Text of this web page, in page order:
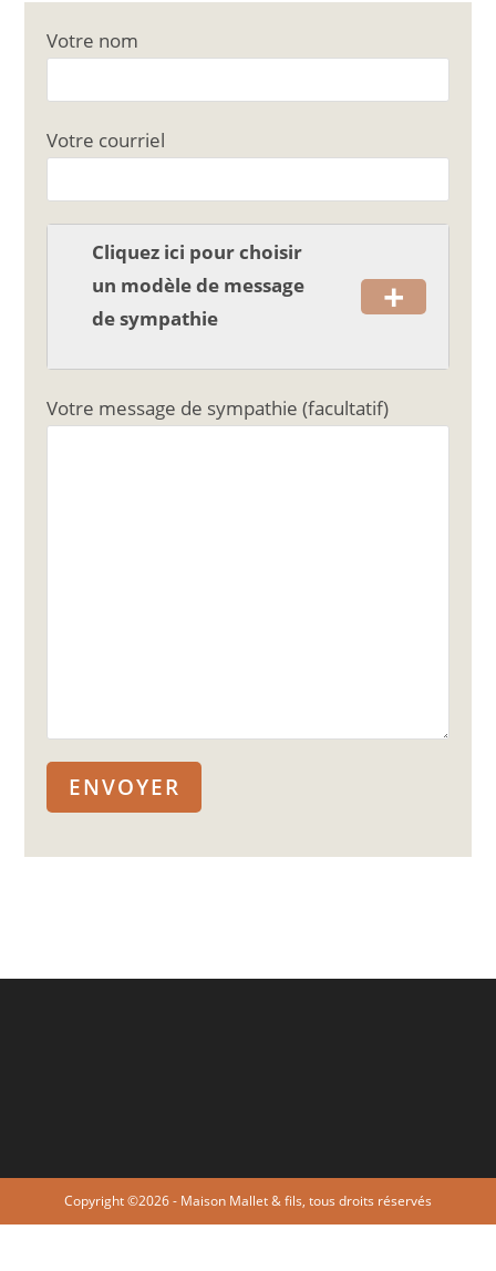
c
e
b
o
o
k
ai
l g
er
Votre nom
Votre courriel
Cliquez ici pour choisir
un modèle de message
de sympathie
+
Votre message de sympathie (facultatif)
Copyright ©2026 - Maison Mallet & fils, tous droits réservés